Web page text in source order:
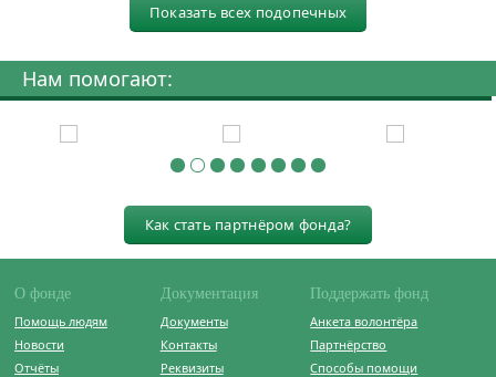
Показать всех подопечных
Нам помогают:
Как стать партнёром фонда?
О фонде
Помощь людям
Новости
Отчёты
Документация
Документы
Контакты
Реквизиты
Поддержать фонд
Анкета волонтёра
Партнёрство
Способы помощи